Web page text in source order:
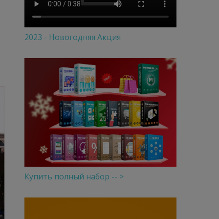
2023 - Новогодняя Акция
Купить полный набор -- >